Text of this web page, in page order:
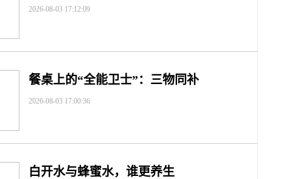
2026-08-03 17:12:09
餐桌上的“全能卫士”：三物同补
2026-08-03 17:00:36
白开水与蜂蜜水，谁更养生